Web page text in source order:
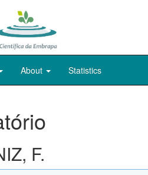
About Statistics
F.